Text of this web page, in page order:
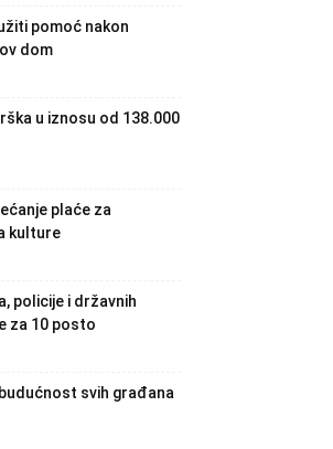
pomoć nakon
dom
u iznosu od 138.000
plaće za
kulture
policije i državnih
za 10 posto
svih građana